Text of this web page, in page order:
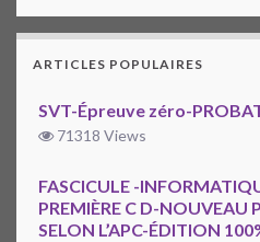
ARTICLES POPULAIRES
SVT-Épreuve zéro-
71318 Views
FASCICULE -
PREMIÈRE C D-NOUVEAU
SELON L’APC-ÉDITION